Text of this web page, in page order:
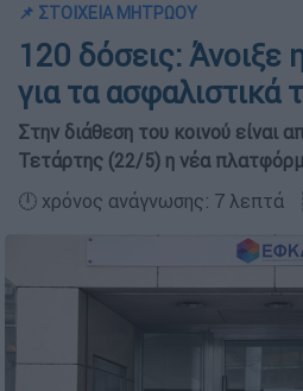
📌 ΣΤΟΙΧΕΙΑ ΜΗΤΡΩΟΥ
120 δόσεις: Άνοιξε
για τα ασφαλιστικά
Στην διάθεση του κοινού είναι
Τετάρτης (22/5) η νέα
🕛 χρόνος ανάγνωσης: 7 λεπτά